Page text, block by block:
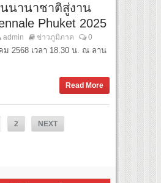
นานาชาติสู่งาน
Phuket 2025
admin ข่าวภูมิภาค 0
ม 2568 เวลา 18.30 น. ณ ลาน
Read More
2 NEXT